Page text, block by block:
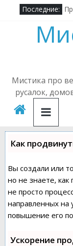
Последние:
Мистика про
русалок,
Как
Вы создали или
но не знаете,
не просто
направленных на
повышение его
Ускорение